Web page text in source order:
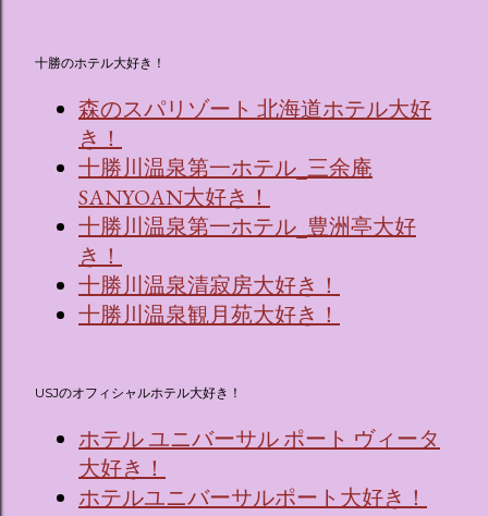
十勝のホテル大好き！
森のスパリゾート 北海道ホテル大好
き！
十勝川温泉第一ホテル_三余庵
SANYOAN大好き！
十勝川温泉第一ホテル_豊洲亭大好
き！
十勝川温泉清寂房大好き！
十勝川温泉観月苑大好き！
USJのオフィシャルホテル大好き！
ホテル ユニバーサル ポート ヴィータ
大好き！
ホテルユニバーサルポート大好き！